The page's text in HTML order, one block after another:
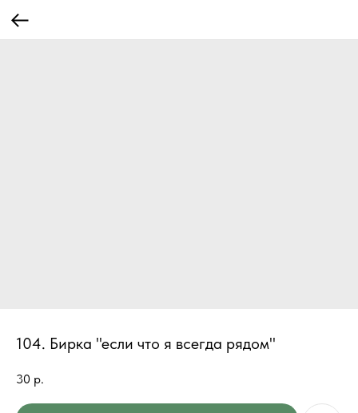
104. Бирка "если что я всегда рядом"
30 р.